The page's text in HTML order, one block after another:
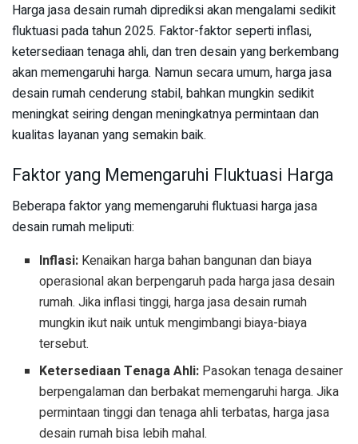
Harga jasa desain rumah diprediksi akan mengalami sedikit
fluktuasi pada tahun 2025. Faktor-faktor seperti inflasi,
ketersediaan tenaga ahli, dan tren desain yang berkembang
akan memengaruhi harga. Namun secara umum, harga jasa
desain rumah cenderung stabil, bahkan mungkin sedikit
meningkat seiring dengan meningkatnya permintaan dan
kualitas layanan yang semakin baik.
Faktor yang Memengaruhi Fluktuasi Harga
Beberapa faktor yang memengaruhi fluktuasi harga jasa
desain rumah meliputi:
Inflasi: Kenaikan harga bahan bangunan dan biaya
operasional akan berpengaruh pada harga jasa desain
rumah. Jika inflasi tinggi, harga jasa desain rumah
mungkin ikut naik untuk mengimbangi biaya-biaya
tersebut.
Ketersediaan Tenaga Ahli: Pasokan tenaga desainer
berpengalaman dan berbakat memengaruhi harga. Jika
permintaan tinggi dan tenaga ahli terbatas, harga jasa
desain rumah bisa lebih mahal.